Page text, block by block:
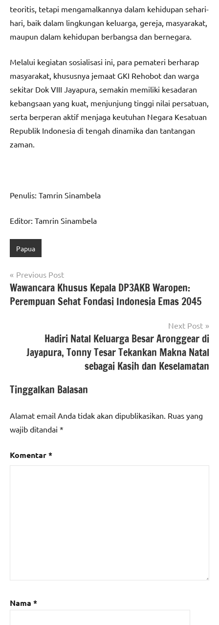
teoritis, tetapi mengamalkannya dalam kehidupan sehari-
hari, baik dalam lingkungan keluarga, gereja, masyarakat,
maupun dalam kehidupan berbangsa dan bernegara.
Melalui kegiatan sosialisasi ini, para pemateri berharap
masyarakat, khususnya jemaat GKI Rehobot dan warga
sekitar Dok VIII Jayapura, semakin memiliki kesadaran
kebangsaan yang kuat, menjunjung tinggi nilai persatuan,
serta berperan aktif menjaga keutuhan Negara Kesatuan
Republik Indonesia di tengah dinamika dan tantangan
zaman.
Penulis: Tamrin Sinambela
Editor: Tamrin Sinambela
Papua
Navigasi
pos
Previous Post
Wawancara Khusus Kepala DP3AKB Waropen:
Perempuan Sehat Fondasi Indonesia Emas 2045
Next Post
Hadiri Natal Keluarga Besar Aronggear di
Jayapura, Tonny Tesar Tekankan Makna Natal
sebagai Kasih dan Keselamatan
Tinggalkan Balasan
Alamat email Anda tidak akan dipublikasikan. Ruas yang
wajib ditandai *
Komentar*
Nama *